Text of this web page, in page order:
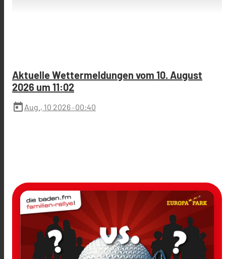
Aktuelle Wettermeldungen vom 10. August
2026 um 11:02
today Aug., 10 2026 · 00:40